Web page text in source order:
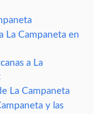
La Campaneta en
a La
La Campaneta
y las